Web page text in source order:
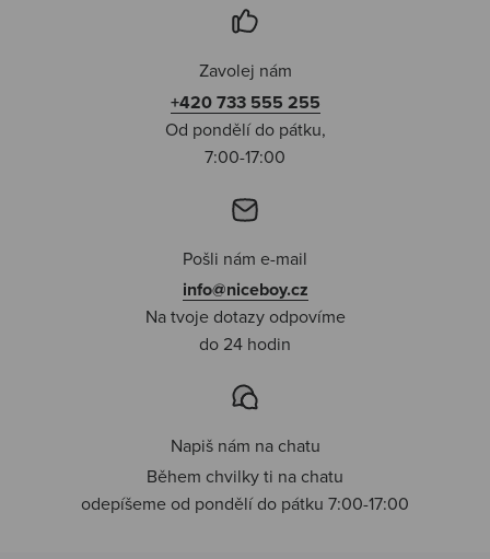
Zavolej nám
+420 733 555 255
Od pondělí do pátku,
7:00-17:00
Pošli nám e-mail
info@niceboy.cz
Na tvoje dotazy odpovíme
do 24 hodin
Napiš nám na chatu
Během chvilky ti na chatu
odepíšeme od pondělí do pátku 7:00-17:00